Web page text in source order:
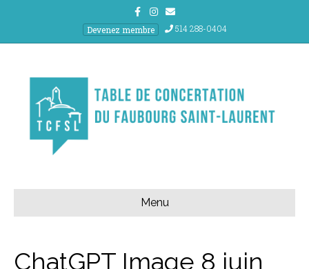
FacebookInstagram
Email
Devenez membre
514 288-0404
Menu
ChatGPT Image 8 juin